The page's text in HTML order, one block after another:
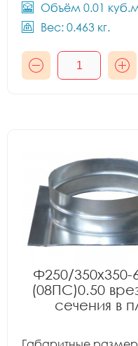
Объём 0.01
Вес: 0.463 кг.
Ф250/350x350-
(08ПС)0.50
сечения в